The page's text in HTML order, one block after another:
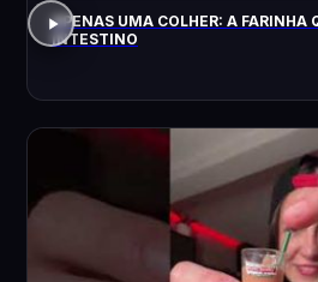
APENAS UMA COLHER: A FARINHA
INTESTINO